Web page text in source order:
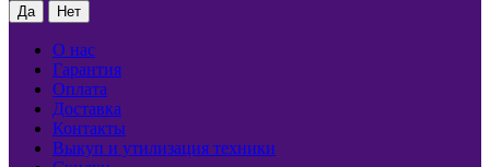
О нас
Гарантия
Оплата
Доставка
Контакты
Выкуп и утилизация техники